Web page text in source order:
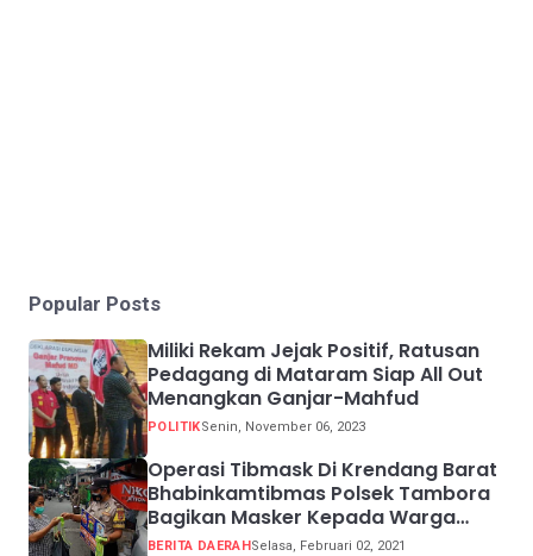
Popular Posts
Miliki Rekam Jejak Positif, Ratusan
Pedagang di Mataram Siap All Out
Menangkan Ganjar-Mahfud
POLITIKSenin, November 06, 2023
Operasi Tibmask Di Krendang Barat
Bhabinkamtibmas Polsek Tambora
Bagikan Masker Kepada Warga
Pelanggar Prokes
BERITA DAERAHSelasa, Februari 02, 2021